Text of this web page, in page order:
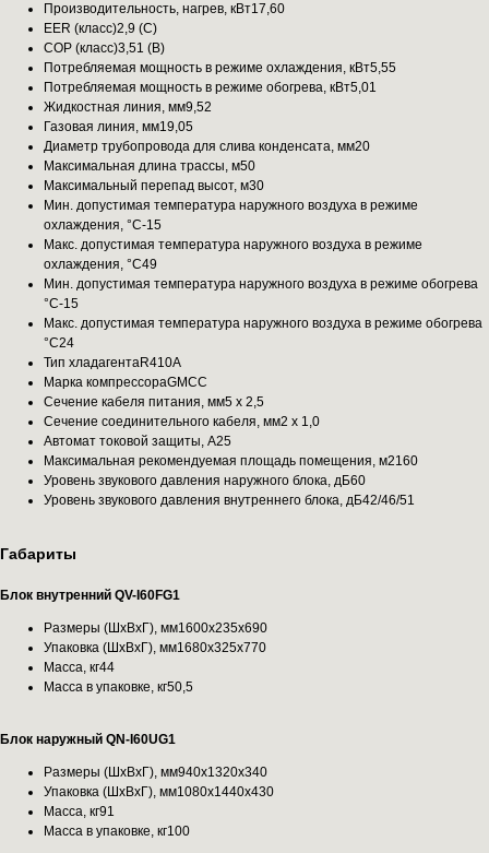
Производительность, нагрев, кВт17,60
EER (класс)2,9 (C)
COP (класс)3,51 (B)
Потребляемая мощность в режиме охлаждения, кВт5,55
Потребляемая мощность в режиме обогрева, кВт5,01
Жидкостная линия, мм9,52
Газовая линия, мм19,05
Диаметр трубопровода для слива конденсата, мм20
Максимальная длина трассы, м50
Максимальный перепад высот, м30
Мин. допустимая температура наружного воздуха в режиме
охлаждения, °С-15
Макс. допустимая температура наружного воздуха в режиме
охлаждения, °С49
Мин. допустимая температура наружного воздуха в режиме обогрева
°С-15
Макс. допустимая температура наружного воздуха в режиме обогрева
°С24
Тип хладагентаR410A
Марка компрессораGMCC
Сечение кабеля питания, мм5 х 2,5
Сечение соединительного кабеля, мм2 х 1,0
Автомат токовой защиты, A25
Максимальная рекомендуемая площадь помещения, м2160
Уровень звукового давления наружного блока, дБ60
Уровень звукового давления внутреннего блока, дБ42/46/51
Габариты
Блок внутренний QV-I60FG1
Размеры (ШхВхГ), мм1600x235x690
Упаковка (ШхВхГ), мм1680x325x770
Масса, кг44
Масса в упаковке, кг50,5
Блок наружный QN-I60UG1
Размеры (ШхВхГ), мм940x1320x340
Упаковка (ШхВхГ), мм1080x1440x430
Масса, кг91
Масса в упаковке, кг100